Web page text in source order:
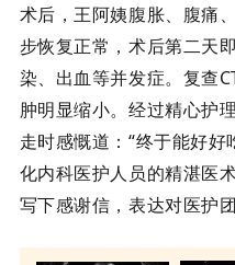
术后，王阿姨腹胀、腹痛
步恢复正常，术后第二天
染、出血等并发症。复查
肿明显缩小。经过精心护
走时感慨道：“终于能好
化内科医护人员的精湛医
写下感谢信，表达对医护